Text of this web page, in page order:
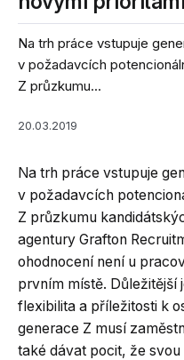
Na trh práce vstupuje
v požadavcích
Z průzkumu...
20.03.2019
Na trh práce vstupuje
v požadavcích
Z průzkumu
agentury Grafton
ohodnocení není u
prvním místě. Důležitější
flexibilita a příležitosti k
generace Z musí
také dávat pocit, že